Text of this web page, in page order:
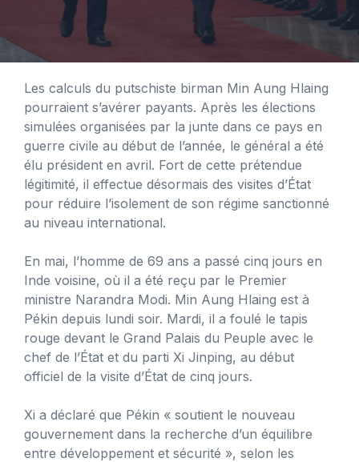
Les calculs du putschiste birman Min Aung Hlaing
pourraient s’avérer payants. Après les élections
simulées organisées par la junte dans ce pays en
guerre civile au début de l’année, le général a été
élu président en avril. Fort de cette prétendue
légitimité, il effectue désormais des visites d’État
pour réduire l’isolement de son régime sanctionné
au niveau international.
En mai, l’homme de 69 ans a passé cinq jours en
Inde voisine, où il a été reçu par le Premier
ministre Narandra Modi. Min Aung Hlaing est à
Pékin depuis lundi soir. Mardi, il a foulé le tapis
rouge devant le Grand Palais du Peuple avec le
chef de l’État et du parti Xi Jinping, au début
officiel de la visite d’État de cinq jours.
Xi a déclaré que Pékin « soutient le nouveau
gouvernement dans la recherche d’un équilibre
entre développement et sécurité », selon les